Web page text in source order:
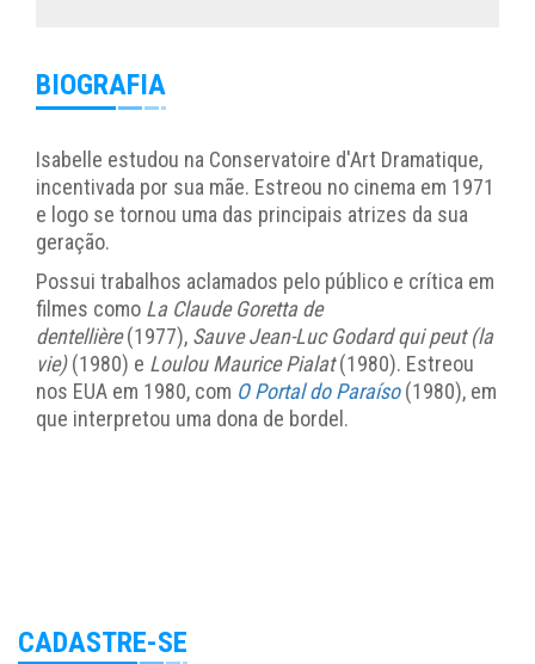
BIOGRAFIA
Isabelle estudou na Conservatoire d'Art Dramatique,
incentivada por sua mãe. Estreou no cinema em 1971
e logo se tornou uma das principais atrizes da sua
geração.
Possui trabalhos aclamados pelo público e crítica em
filmes como La Claude Goretta de
dentellière(1977), Sauve Jean-Luc Godard qui peut (la
vie)(1980) e Loulou Maurice Pialat(1980). Estreou
nos EUA em 1980, com O Portal do Paraíso(1980), em
que interpretou uma dona de bordel.
CADASTRE-SE